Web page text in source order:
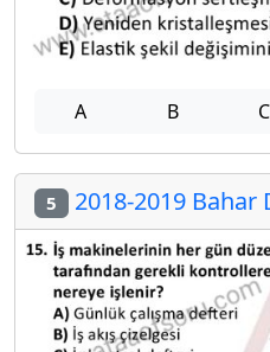
A B C
5 2018-2019 Bahar